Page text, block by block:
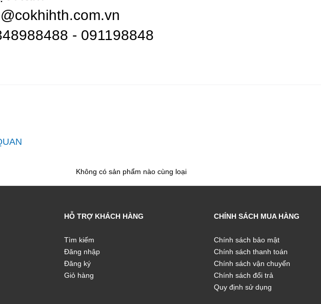
- 091198848
Không có sản phẩm nào cùng loại
HỖ TRỢ KHÁCH HÀNG
Tìm kiếm
Đăng nhập
Đăng ký
Giỏ hàng
CHÍNH SÁCH MUA HÀNG
Chính sách bảo mật
Chính sách thanh toán
Chính sách vận chuyển
Chính sách đổi trả
Quy định sử dụng